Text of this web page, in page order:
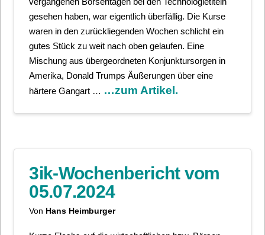
gesehen haben, war eigentlich überfällig. Die Kurse
waren in den zurückliegenden Wochen schlicht ein
gutes Stück zu weit nach oben gelaufen. Eine
Mischung aus übergeordneten Konjunktursorgen in
Amerika, Donald Trumps Äußerungen über eine
härtere Gangart … …zum Artikel.
3ik-Wochenbericht vom
05.07.2024
Von Hans Heimburger